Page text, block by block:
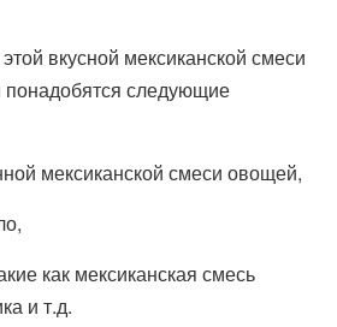
вкусной мексиканской смеси
следующие
мексиканской смеси овощей,
как мексиканская смесь
и т.д.